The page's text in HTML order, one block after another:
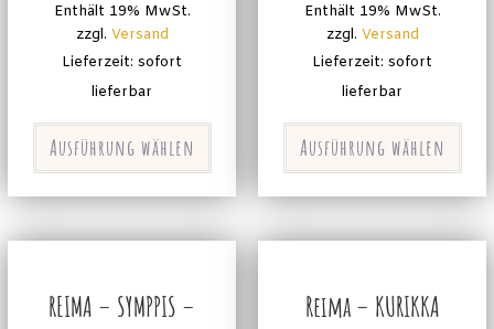
Enthält 19% MwSt.
zzgl. Versand
Lieferzeit: sofort
lieferbar
Ausführung wählen
Enthält 19% MwSt.
zzgl. Versand
Lieferzeit: sofort
lieferbar
Ausführung wählen
REIMA – SYMPPIS –
Reima – KURIKKA